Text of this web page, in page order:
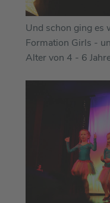
Und schon ging es
Formation Girls -
Alter von 4 - 6